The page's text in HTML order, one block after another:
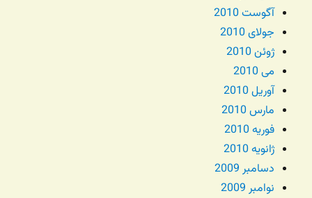
آگوست 2010
جولای 2010
ژوئن 2010
می 2010
آوریل 2010
مارس 2010
فوریه 2010
ژانویه 2010
دسامبر 2009
نوامبر 2009